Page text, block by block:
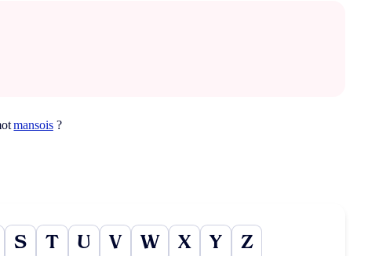
mansois?
S T U V W X Y Z